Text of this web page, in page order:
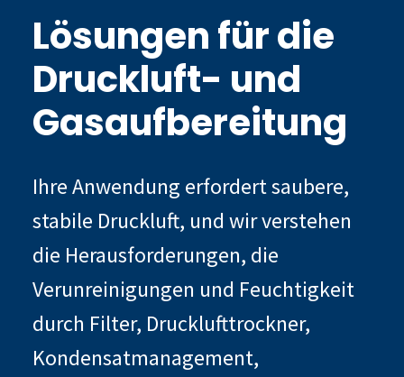
Lösungen für die
Druckluft- und
Gasaufbereitung
Ihre Anwendung erfordert saubere,
stabile Druckluft, und wir verstehen
die Herausforderungen, die
Verunreinigungen und Feuchtigkeit
durch Filter, Drucklufttrockner,
Kondensatmanagement,